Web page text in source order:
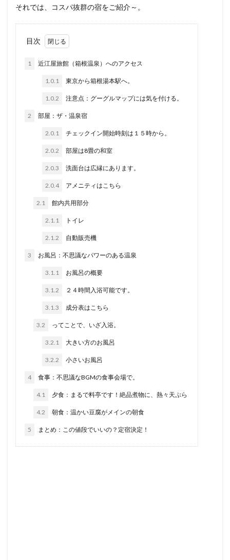
それでは、コスパ抜群の宿をご紹介～。
目次
1 近江屋旅館（箱根温泉）へのアクセス
1.0.1 東京から箱根湯本駅へ。
1.0.2 注意点：グーグルマップには気を付ける。
2 部屋：ザ・温泉宿
2.0.1 チェックイン開始時刻は１５時から。
2.0.2 部屋は8畳の和室
2.0.3 洗面台は広縁にあります。
2.0.4 アメニティはこちら
2.1 館内共用部分
2.1.1 トイレ
2.1.2 自動販売機
3 お風呂：不思議なパワーのある温泉
3.1.1 お風呂の概要
3.1.2 ２４時間入浴可能です。
3.1.3 成分表はこちら
3.2 ってことで、いざ入浴。
3.2.1 大きい方のお風呂
3.2.2 小さいお風呂
4 食事：不思議なBGMの食事会場で。
4.1 夕食：まるで料亭です！絶品煮物に、熱々天ぷら
4.2 朝食：温かい豆腐がメインの朝食
5 まとめ：この値段でいいの？定宿決定！